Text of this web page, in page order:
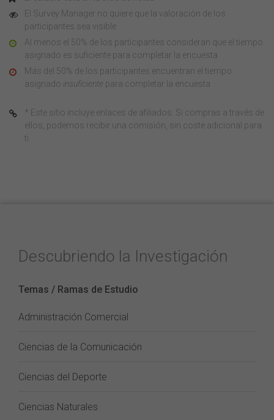
El Survey Manager no quiere que la valoración de los
participantes sea visible
Al menos el 50% de los participantes consideran que el tiempo
asignado es suficiente para completar la encuesta
Más del 50% de los participantes encuentran el tiempo
asignado insuficiente para completar la encuesta
* Este sitio incluye enlaces de afiliados. Si compras a través de
ellos, podemos recibir una comisión, sin coste adicional para
ti.
Descubriendo la Investigación
Temas / Ramas de Estudio
Administración Comercial
Ciencias de la Comunicación
Ciencias del Deporte
Ciencias Naturales